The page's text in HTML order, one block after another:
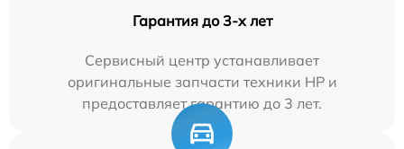
Гарантия до 3-х лет
Сервисный центр устанавливает
оригинальные запчасти техники HP и
предоставляет гарантию до 3 лет.